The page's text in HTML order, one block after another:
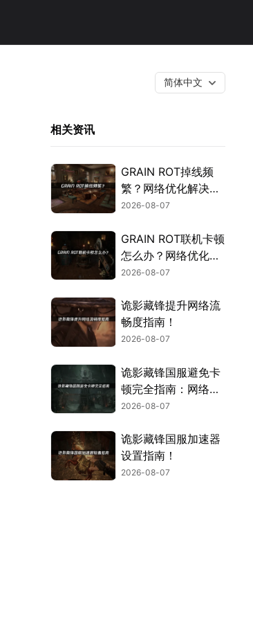
简体中文
相关资讯
GRAIN ROT掉线频
繁？网络优化解决指
南！
2026-08-07
GRAIN ROT联机卡顿
怎么办？网络优化解
决方案！
2026-08-07
诡影藏锋提升网络流
畅度指南！
2026-08-07
诡影藏锋国服避免卡
顿完全指南：网络优
化与解决技巧！
2026-08-07
诡影藏锋国服加速器
设置指南！
2026-08-07